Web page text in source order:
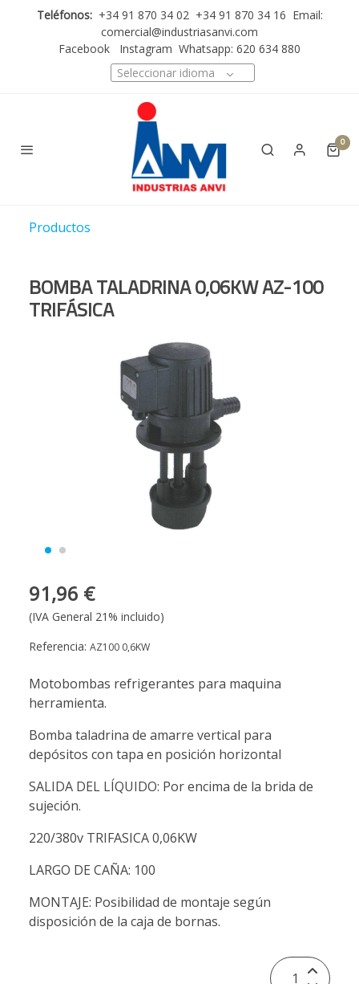
Teléfonos: +34 91 870 34 02 +34 91 870 34 16 Email:
comercial@industriasanvi.com
Facebook
Instagram Whatsapp: 620 634 880
Seleccionar idioma
0
Productos
BOMBA TALADRINA 0,06KW AZ-100
TRIFÁSICA
91,96 €
(IVA General 21% incluido)
Referencia: AZ100 0,6KW
Motobombas refrigerantes para maquina
herramienta.
Bomba taladrina de amarre vertical para
depósitos con tapa en posición horizontal
SALIDA DEL LÍQUIDO: Por encima de la brida de
sujeción.
220/380v TRIFASICA 0,06KW
LARGO DE CAÑA: 100
MONTAJE: Posibilidad de montaje según
disposición de la caja de bornas.